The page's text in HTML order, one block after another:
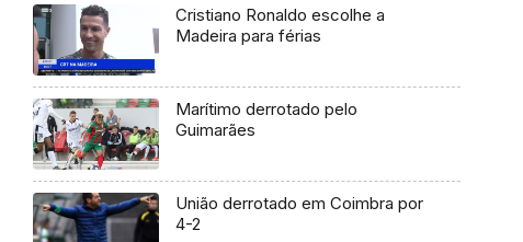
Cristiano Ronaldo escolhe a
Madeira para férias
Marítimo derrotado pelo
Guimarães
União derrotado em Coimbra por
4-2